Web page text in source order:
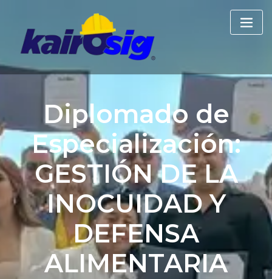
content
Diplomado de
Especialización:
GESTIÓN DE LA
INOCUIDAD Y
DEFENSA
ALIMENTARIA